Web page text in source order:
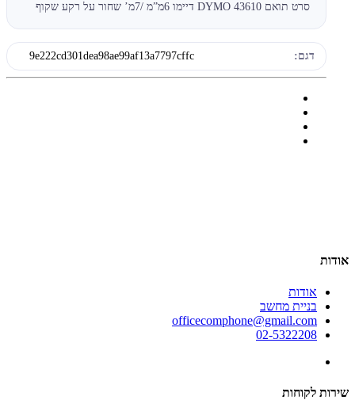
סרט תואם DYMO 43610 דיימו 6מ”מ /7מ’ שחור על רקע שקוף
דגם: 9e222cd301dea98ae99af13a7797cffc
אודות
אודות
בניית מחשב
officecomphone@gmail.com
02-5322208
שירות לקוחות